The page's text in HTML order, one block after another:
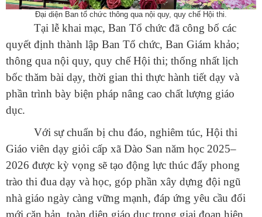
Đại diện Ban tổ chức thông qua nội quy, quy chế Hội thi.
Tại lễ khai mạc, Ban Tổ chức đã công bố các
quyết định thành lập Ban Tổ chức, Ban Giám khảo;
thông qua nội quy, quy chế Hội thi; thống nhất lịch
bốc thăm bài dạy, thời gian thi thực hành tiết dạy và
phần trình bày biện pháp nâng cao chất lượng giáo
dục.
Với sự chuẩn bị chu đáo, nghiêm túc, Hội thi
Giáo viên dạy giỏi cấp xã Dào San năm học 2025–
2026 được kỳ vọng sẽ tạo động lực thúc đẩy phong
trào thi đua dạy và học, góp phần xây dựng đội ngũ
nhà giáo ngày càng vững mạnh, đáp ứng yêu cầu đổi
mới căn bản, toàn diện giáo dục trong giai đoạn hiện
(THÔNG BÁO Địa chỉ trụ sở, đường dây nóng hỗ trợ,
hướng dẫn giải đáp phản ánh, kiến nghị cá nhân, tổ chức về
thực hiện thủ tục hành chính và cung cấp dịch vụ công của Ủy
ban nhân dân xã Dào San)
Ngày ban hành: (13/07/2026)
Số:1653/TB-UBND
Tên: (THÔNG BÁO Thực hiện kế hoạch và tiếp nhận hồ sơ tiểu